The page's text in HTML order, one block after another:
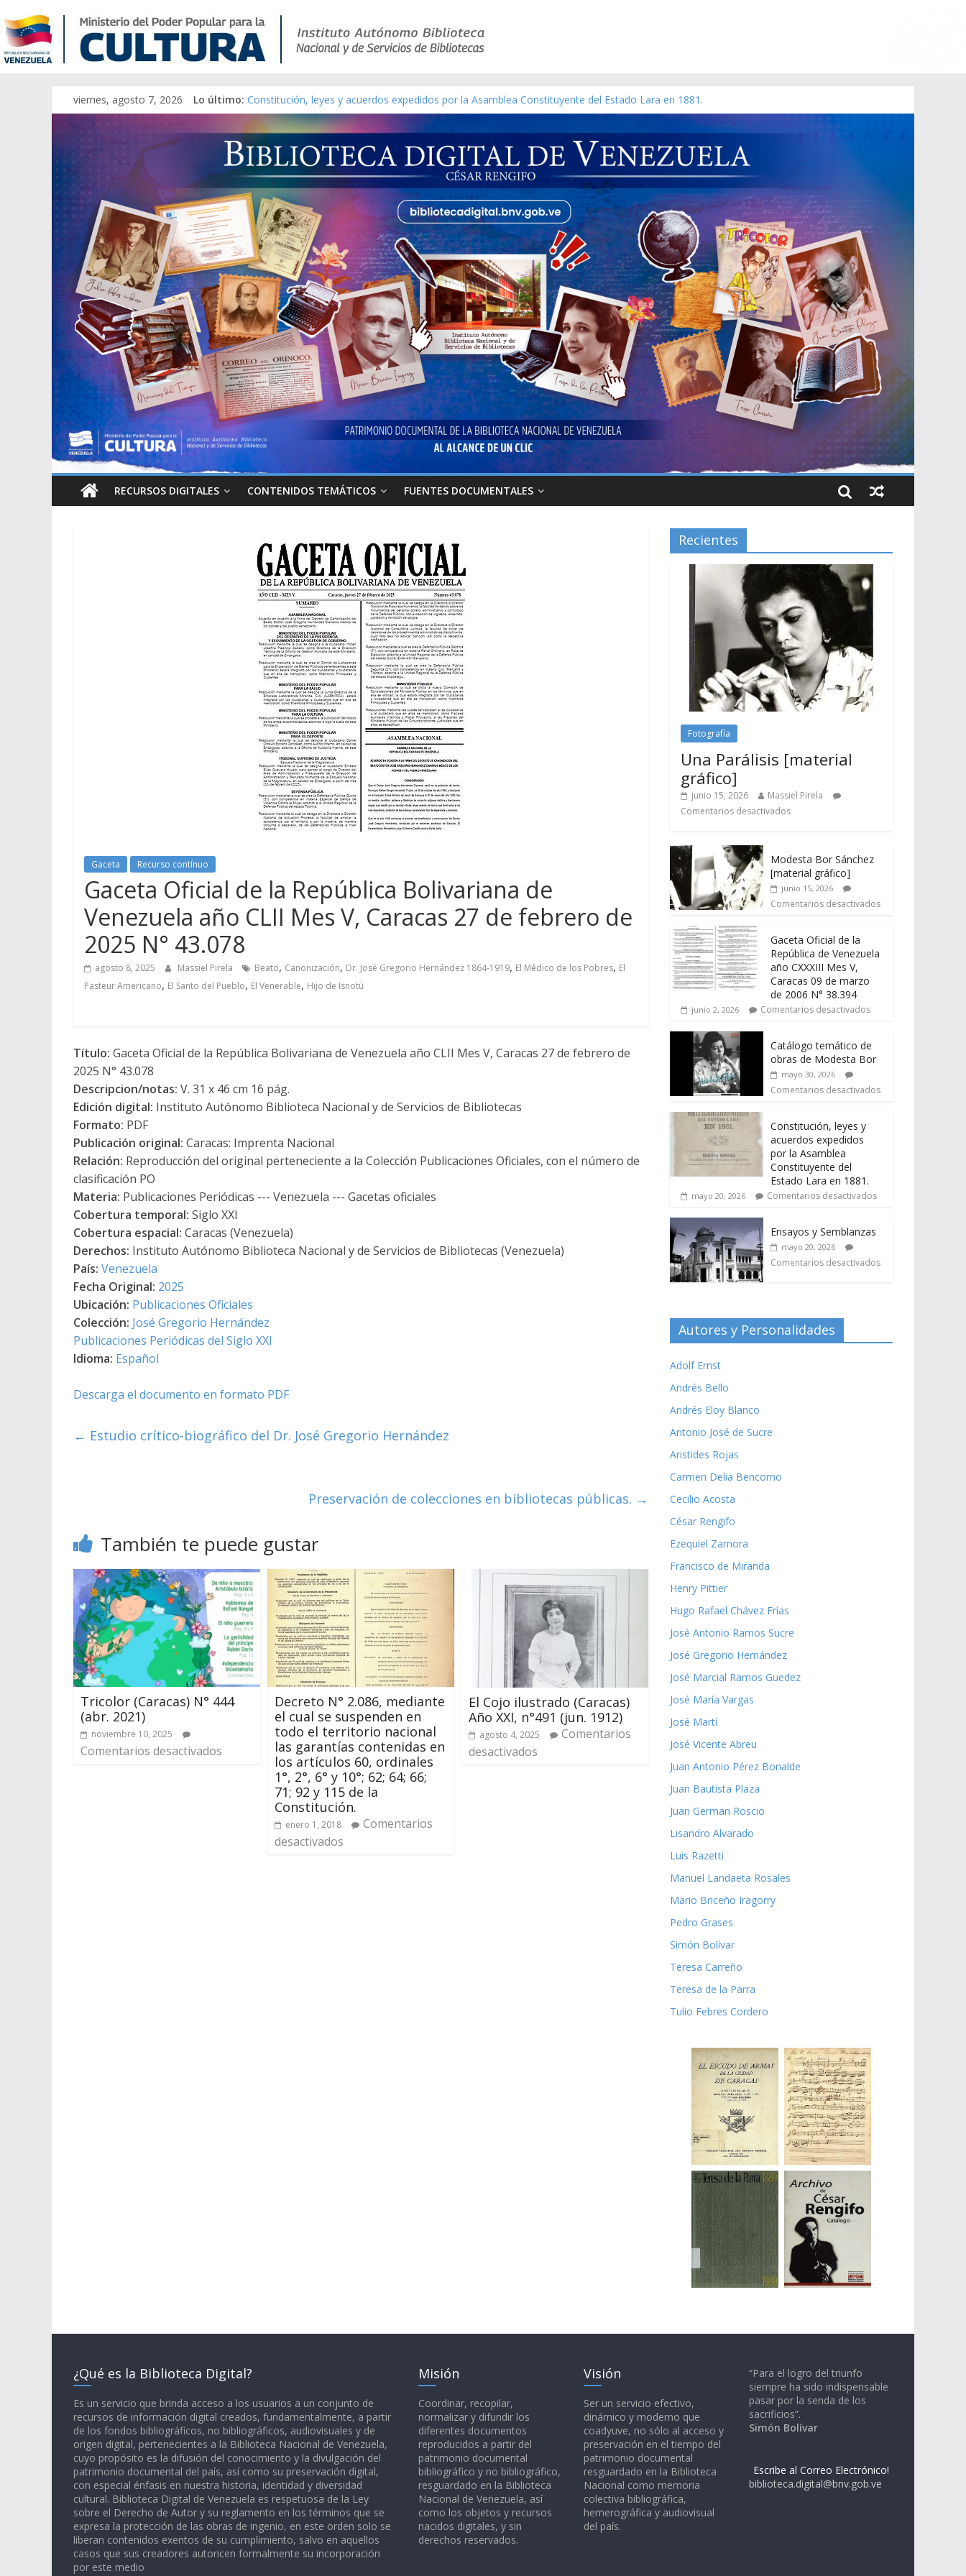
viernes, agosto 7, 2026 Lo último: Constitución, leyes y acuerdos expedidos por la Asamblea Constituyente del Estado Lara en 1881.
Una Parálisis [material gráfico]
Modesta Bor Sánchez [material gráfico]
Gaceta Oficial de la República de Venezuela año CXXXIII Mes V, Caracas 09 de marzo de 2006 N° 38.394
Catálogo temático de obras de Modesta Bor
RECURSOS DIGITALES CONTENIDOS TEMÁTICOS FUENTES DOCUMENTALES
Gaceta Recurso contínuo
Gaceta Oficial de la República Bolivariana de
Venezuela año CLII Mes V, Caracas 27 de febrero de
2025 N° 43.078
agosto 8, 2025 Massiel Pirela Beato, Canonización, Dr. José Gregorio Hernández 1864-1919, El Médico de los Pobres, El
Pasteur Americano, El Santo del Pueblo, El Venerable, Hijo de Isnotú
Título: Gaceta Oficial de la República Bolivariana de Venezuela año CLII Mes V, Caracas 27 de febrero de
2025 N° 43.078
Descripcion/notas: V. 31 x 46 cm 16 pág.
Edición digital: Instituto Autónomo Biblioteca Nacional y de Servicios de Bibliotecas
Formato: PDF
Publicación original: Caracas: Imprenta Nacional
Relación: Reproducción del original perteneciente a la Colección Publicaciones Oficiales, con el número de
clasificación PO
Materia: Publicaciones Periódicas --- Venezuela --- Gacetas oficiales
Cobertura temporal: Siglo XXI
Cobertura espacial: Caracas (Venezuela)
Derechos: Instituto Autónomo Biblioteca Nacional y de Servicios de Bibliotecas (Venezuela)
País: Venezuela
Fecha Original: 2025
Ubicación: Publicaciones Oficiales
Colección: José Gregorio Hernández
Publicaciones Periódicas del Siglo XXI
Idioma: Español
Descarga el documento en formato PDF
← Estudio crítico-biográfico del Dr. José Gregorio Hernández
Preservación de colecciones en bibliotecas públicas. →
También te puede gustar
Tricolor (Caracas) N° 444
(abr. 2021)
noviembre 10, 2025
Comentarios desactivados
Decreto N° 2.086, mediante
el cual se suspenden en
todo el territorio nacional
las garantías contenidas en
los artículos 60, ordinales
1°, 2°, 6° y 10°; 62; 64; 66;
71; 92 y 115 de la
Constitución.
enero 1, 2018
Comentarios
desactivados
El Cojo ilustrado (Caracas)
Año XXI, n°491 (jun. 1912)
agosto 4, 2025
Comentarios
desactivados
Recientes
Fotografía
Una Parálisis [material
gráfico]
junio 15, 2026
Massiel Pirela
Comentarios desactivados
Modesta Bor Sánchez
[material gráfico]
junio 15, 2026
Comentarios desactivados
Gaceta Oficial de la
República de Venezuela
año CXXXIII Mes V,
Caracas 09 de marzo
de 2006 N° 38.394
junio 2, 2026 Comentarios desactivados
Catálogo temático de
obras de Modesta Bor
mayo 30, 2026
Comentarios desactivados
Constitución, leyes y
acuerdos expedidos
por la Asamblea
Constituyente del
Estado Lara en 1881.
mayo 20, 2026 Comentarios desactivados
Ensayos y Semblanzas
mayo 20, 2026
Comentarios desactivados
Autores y Personalidades
Adolf Ernst
Andrés Bello
Andrés Eloy Blanco
Antonio José de Sucre
Aristides Rojas
Carmen Delia Bencomo
Cecilio Acosta
César Rengifo
Ezequiel Zamora
Francisco de Miranda
Henry Pittier
Hugo Rafael Chávez Frías
José Antonio Ramos Sucre
José Gregorio Hernández
José Marcial Ramos Guedez
José María Vargas
José Martí
José Vicente Abreu
Juan Antonio Pérez Bonalde
Juan Bautista Plaza
Juan German Roscio
Lisandro Alvarado
Luis Razetti
Manuel Landaeta Rosales
Mario Briceño Iragorry
Pedro Grases
Simón Bolívar
Teresa Carreño
Teresa de la Parra
Tulio Febres Cordero
¿Qué es la Biblioteca Digital?
Es un servicio que brinda acceso a los usuarios a un conjunto de
recursos de información digital creados, fundamentalmente, a partir
de los fondos bibliográficos, no bibliográficos, audiovisuales y de
origen digital, pertenecientes a la Biblioteca Nacional de Venezuela,
cuyo propósito es la difusión del conocimiento y la divulgación del
patrimonio documental del país, así como su preservación digital,
con especial énfasis en nuestra historia, identidad y diversidad
cultural. Biblioteca Digital de Venezuela es respetuosa de la Ley
sobre el Derecho de Autor y su reglamento en los términos que se
expresa la protección de las obras de ingenio, en este orden solo se
liberan contenidos exentos de su cumplimiento, salvo en aquellos
casos que sus creadores autoricen formalmente su incorporación
por este medio
Misión
Coordinar, recopilar,
normalizar y difundir los
diferentes documentos
reproducidos a partir del
patrimonio documental
bibliográfico y no bibliográfico,
resguardado en la Biblioteca
Nacional de Venezuela, así
como los objetos y recursos
nacidos digitales, y sin
derechos reservados.
Visión
Ser un servicio efectivo,
dinámico y moderno que
coadyuve, no sólo al acceso y
preservación en el tiempo del
patrimonio documental
resguardado en la Biblioteca
Nacional como memoria
colectiva bibliográfica,
hemerográfica y audiovisual
del país.
“Para el logro del triunfo
siempre ha sido indispensable
pasar por la senda de los
sacrificios”.
Simón Bolívar
Escribe al Correo Electrónico!
biblioteca.digital@bnv.gob.ve